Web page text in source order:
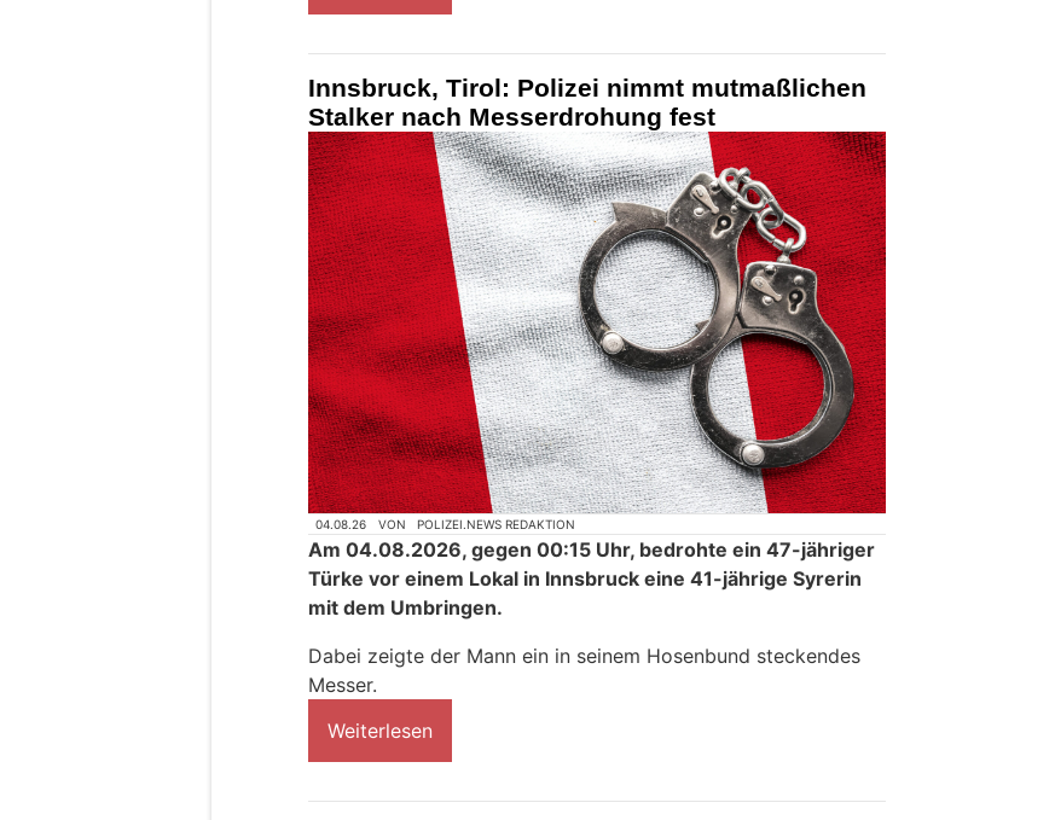
Innsbruck, Tirol: Polizei nimmt mutmaßlichen
Stalker nach Messerdrohung fest
04.08.26 VON POLIZEI.NEWS REDAKTION
Am 04.08.2026, gegen 00:15 Uhr, bedrohte ein 47-jähriger
Türke vor einem Lokal in Innsbruck eine 41-jährige Syrerin
mit dem Umbringen.
Dabei zeigte der Mann ein in seinem Hosenbund steckendes
Messer.
Weiterlesen